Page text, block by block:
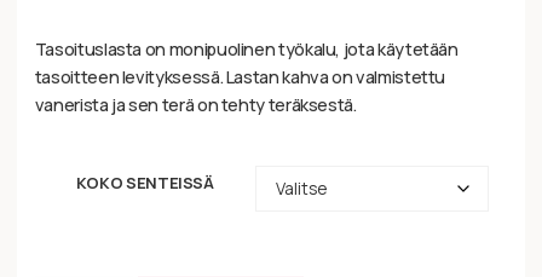
Tasoituslasta on monipuolinen työkalu, jota käytetään
tasoitteen levityksessä. Lastan kahva on valmistettu
vanerista ja sen terä on tehty teräksestä.
KOKO SENTEISSÄ